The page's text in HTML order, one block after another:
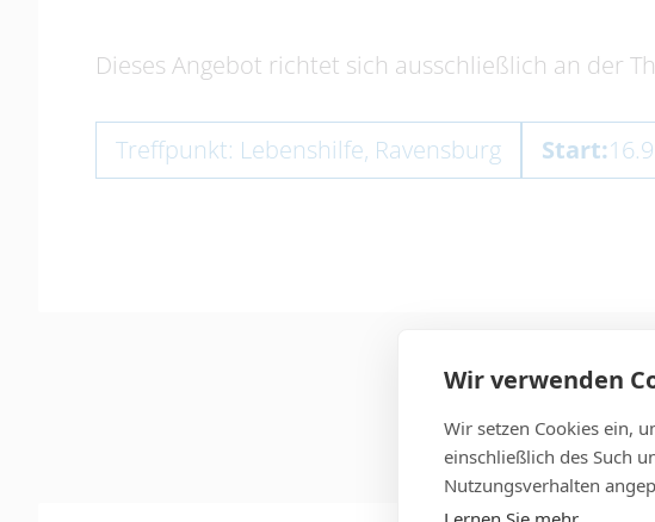
Wir verwenden
Wir setzen Cookies ein,
einschließlich des Such
Nutzungsverhalten
Dieses Angebot richtet sich ausschließlich an der
Treffpunkt: Lebenshilfe, Ravensburg Start: